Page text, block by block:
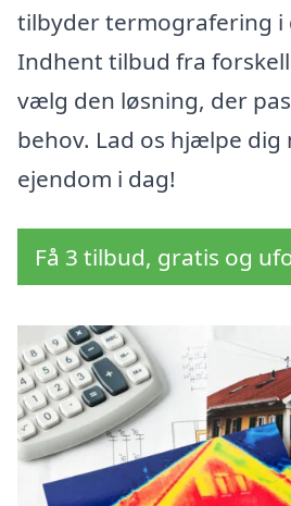
tilbyder termografering i
Indhent tilbud fra
vælg den løsning, der
behov. Lad os hjælpe dig
ejendom i dag!
Få 3 tilbud, gratis og